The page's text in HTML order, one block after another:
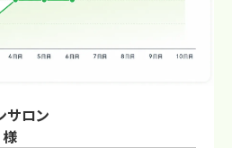
サロン